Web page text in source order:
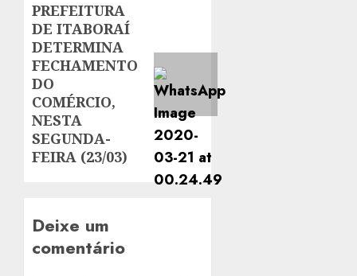
Next
post:
PREFEITURA
DE ITABORAÍ
DETERMINA
FECHAMENTO
DO
COMÉRCIO,
NESTA
SEGUNDA-
FEIRA (23/03)
Deixe um
comentário